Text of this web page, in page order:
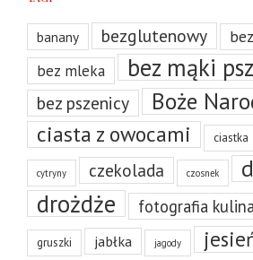
banany bezglutenowy
bez mleka bez mąki
bez pszenicy Boże
ciasta z owocami ciastka
cytryny czekolada czosnek
drożdże fotografia
gruszki jabłka jagody